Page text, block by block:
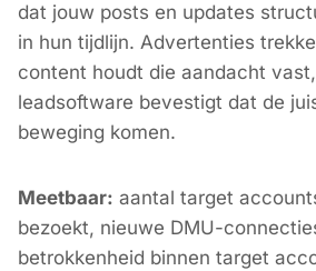
dat jouw posts en updates
in hun tijdlijn. Advertenties
content houdt die aandacht
leadsoftware bevestigt dat de
beweging komen.
Meetbaar: aantal target
bezoekt, nieuwe DMU-
betrokkenheid binnen target